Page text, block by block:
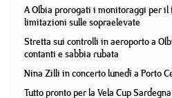
A Olbia prorogati i monitoraggi per
limitazioni sulle sopraelevate
Stretta sui controlli in aeroporto a
contanti e sabbia rubata
Nina Zilli in concerto lunedì a Porto
Tutto pronto per la Vela Cup